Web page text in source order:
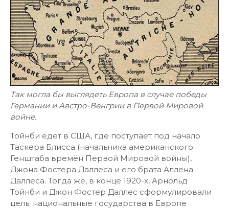
Так могла бы выглядеть Европа в случае победы
Германии и Австро-Венгрии в Первой Мировой
войне.
Тойнби едет в США, где поступает под начало
Таскера Блисса (начальника американского
Генштаба времён Первой Мировой войны),
Джона Фостера Даллеса и его брата Аллена
Даллеса. Тогда же, в конце 1920-х, Арнольд
Тойнби и Джон Фостер Даллес сформулировали
цель: национальные государства в Европе